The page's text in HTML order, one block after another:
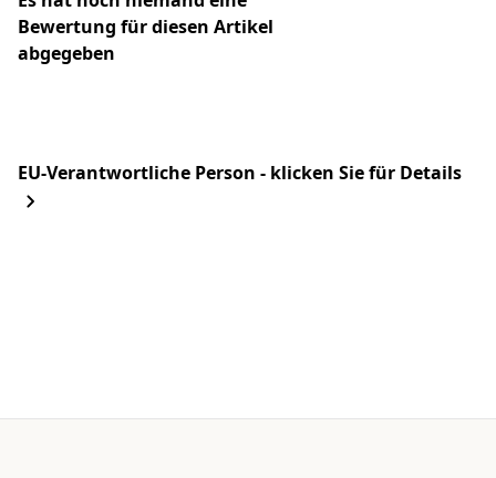
Bewertung für diesen Artikel
abgegeben
EU-Verantwortliche Person - klicken Sie für Details